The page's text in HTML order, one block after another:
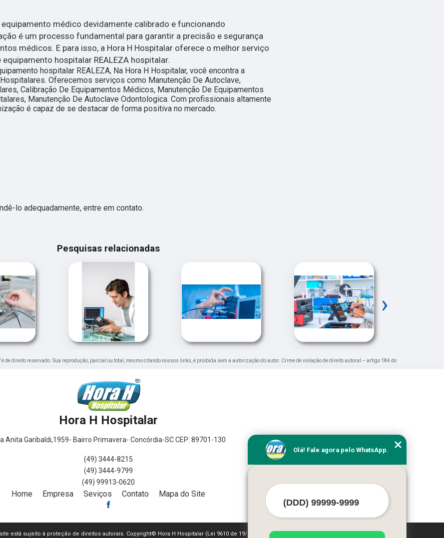
médico devidamente calibrado e funcionando
é um processo fundamental para garantir a precisão e segurança
médicos. E para isso, a Hora H Hospitalar oferece o melhor serviço
hospitalar REALEZA hospitalar.
hospitalar REALEZA, Na Hora H Hospitalar, você encontra a
Oferecemos serviços como Manutenção De Autoclave,
Calibração De Equipamentos Médicos, Manutenção De Equipamentos
Manutenção De Autoclave Odontologica. Com profissionais altamente
é capaz de se destacar de forma positiva no mercado.
lo adequadamente, entre em contato.
Pesquisas relacionadas
›
" é de direito reservado. Sua reprodução, parcial ou total, mesmo citando nossos links, é proibida sem a autorização do autor. Crime de violação de direito autoral – artigo 184 do
Hora H Hospitalar
Anita Garibaldi,1959- Bairro Primavera- Concórdia-SC CEP: 89701-130
(49) 3444-8215
(49) 3444-9799
(49) 99913-0620
Home Empresa Seviços Contato Mapa do Site
está sujeito à proteção de direitos autorais. Copyright© Hora H Hospitalar (Lei 9610 de 19/02/1998)
Olá! Fale agora pelo WhatsApp.